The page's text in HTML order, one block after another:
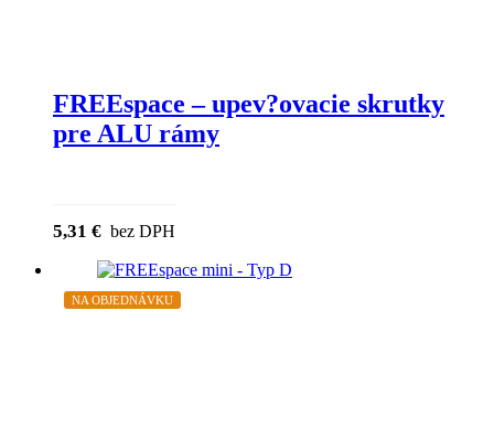
FREEspace – upev?ovacie skrutky
pre ALU rámy
5,31 € bez DPH
NA OBJEDNÁVKU